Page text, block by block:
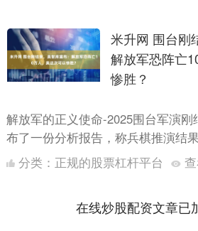
米升网 围台刚
解放军恐阵亡
惨胜？
解放军的正义使命-2025围台军演
布了一份分析报告，称兵棋推演结
在这场冲突中损失10万人。美国不
护送....
分类： 正规的股票杠杆平台 查
在线炒股配资文章已